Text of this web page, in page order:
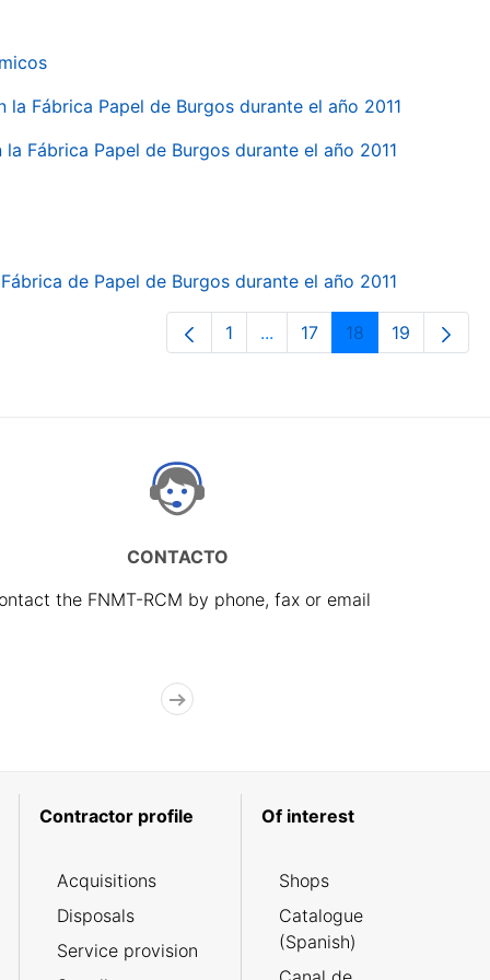
Fábrica Papel de Burgos durante el año 2011
Fábrica Papel de Burgos durante el año 2011
de Papel de Burgos durante el año 2011
Page
1 ...Intermediate Pages Use
Page
17 Page
18 Page
19
CONTACTO
the FNMT-RCM by phone, fax or email
Contractor profile
Acquisitions
Disposals
Service provision
Of interest
Shops
Catalogue
(Spanish)